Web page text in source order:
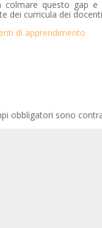
questo gap
dei curricula dei
obbligatori sono